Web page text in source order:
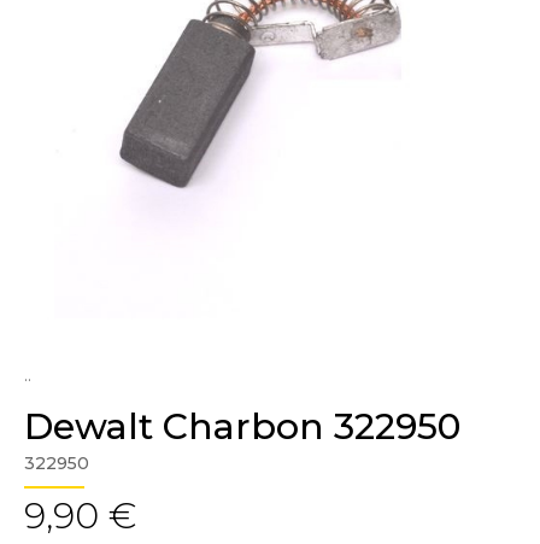
..
Dewalt Charbon 322950
322950
9,90 €